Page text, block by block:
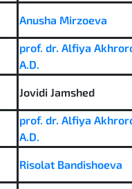
Anusha Mirzoeva
prof. dr. Alfiya
A.D.
Jovidi Jamshed
prof. dr. Alfiya
A.D.
Risolat Bandishoeva